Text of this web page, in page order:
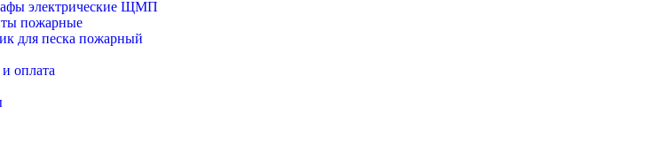
электрические ЩМП
пожарные
для песка пожарный
оплата